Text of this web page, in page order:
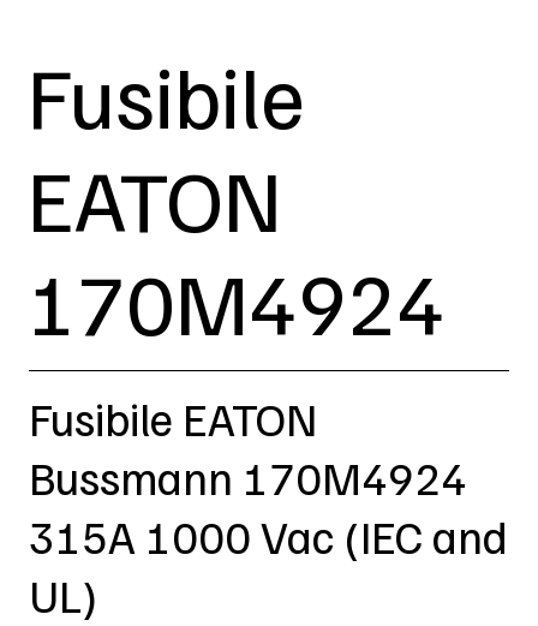
Fusibile
EATON
170M4924
Fusibile EATON
Bussmann 170M4924
315A 1000 Vac (IEC and
UL)